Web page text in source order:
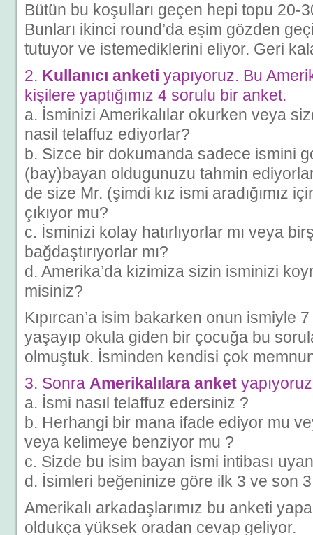
Bütün bu koşulları geçen hepi topu 20-
Bunları ikinci round’da eşim gözden
tutuyor ve istemediklerini eliyor. Geri
2. Kullanıcı anketi yapıyoruz. Bu
kişilere yaptığımız 4 sorulu bir anket.
a. İsminizi Amerikalılar okurken veya
nasil telaffuz ediyorlar?
b. Sizce bir dokumanda sadece ismini
(bay)bayan oldugunuzu tahmin
de size Mr. (şimdi kız ismi aradığımız
çıkıyor mu?
c. İsminizi kolay hatırlıyorlar mı veya
bağdaştırıyorlar mı?
d. Amerika’da kizimiza sizin isminizi
misiniz?
Kıpırcan’a isim bakarken onun ismiyle
yaşayıp okula giden bir çocuğa bu
olmuştuk. İsminden kendisi çok
3. Sonra Amerikalılara anket
a. İsmi nasıl telaffuz edersiniz ?
b. Herhangi bir mana ifade ediyor mu
veya kelimeye benziyor mu ?
c. Sizde bu isim bayan ismi intibası
d. İsimleri beğeninize göre ilk 3 ve son 3
Amerikalı arkadaşlarımız bu anketi
oldukça yüksek oradan cevap geliyor.